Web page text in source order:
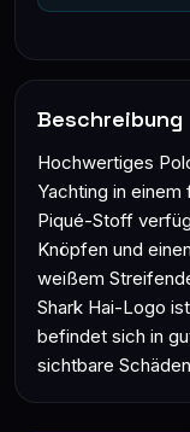
Beschreibung
Hochwertiges
Yachting in einem
Piqué-Stoff
Knöpfen und
weißem
Shark Hai-Logo
befindet sich in
sichtbare